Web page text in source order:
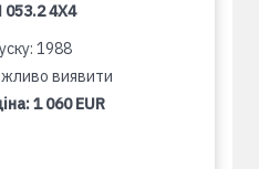
053.2 4X4
1988
виявити
1 060 EUR